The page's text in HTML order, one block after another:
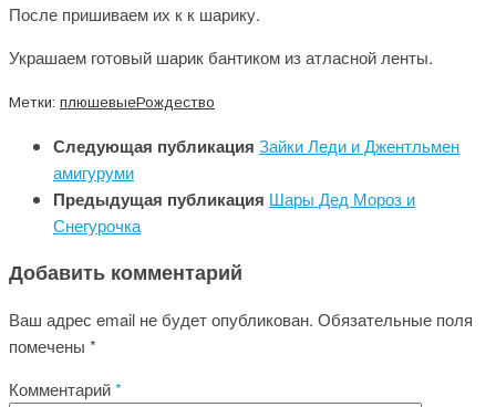
После пришиваем их к к шарику.
Украшаем готовый шарик бантиком из атласной ленты.
Метки: плюшевыеРождество
Следующая публикация Зайки Леди и Джентльмен
амигуруми
Предыдущая публикация Шары Дед Мороз и
Снегурочка
Добавить комментарий
Ваш адрес email не будет опубликован. Обязательные поля
помечены *
Комментарий*